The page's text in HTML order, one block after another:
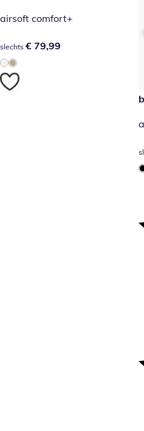
airsoft comfort+
€ 79,99
slechts € 79,99